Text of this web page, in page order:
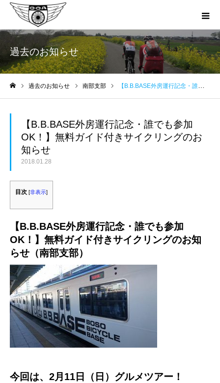
過去のお知らせ
過去のお知らせ 南部支部 【B.B.BASE外房運行記念・誰でも参加OK！】無料ガイド付きサイクリングのお知らせ
【B.B.BASE外房運行記念・誰でも参加
OK！】無料ガイド付きサイクリングのお
知らせ
2018.01.28
目次 [非表示]
【B.B.BASE外房運行記念・誰でも参加
OK！】無料ガイド付きサイクリングのお知
らせ（南部支部）
今回は、2月11日（日）グルメツアー！